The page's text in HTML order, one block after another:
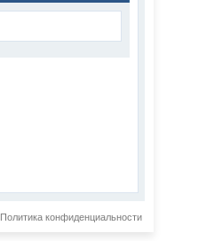
Политика конфиденциальности